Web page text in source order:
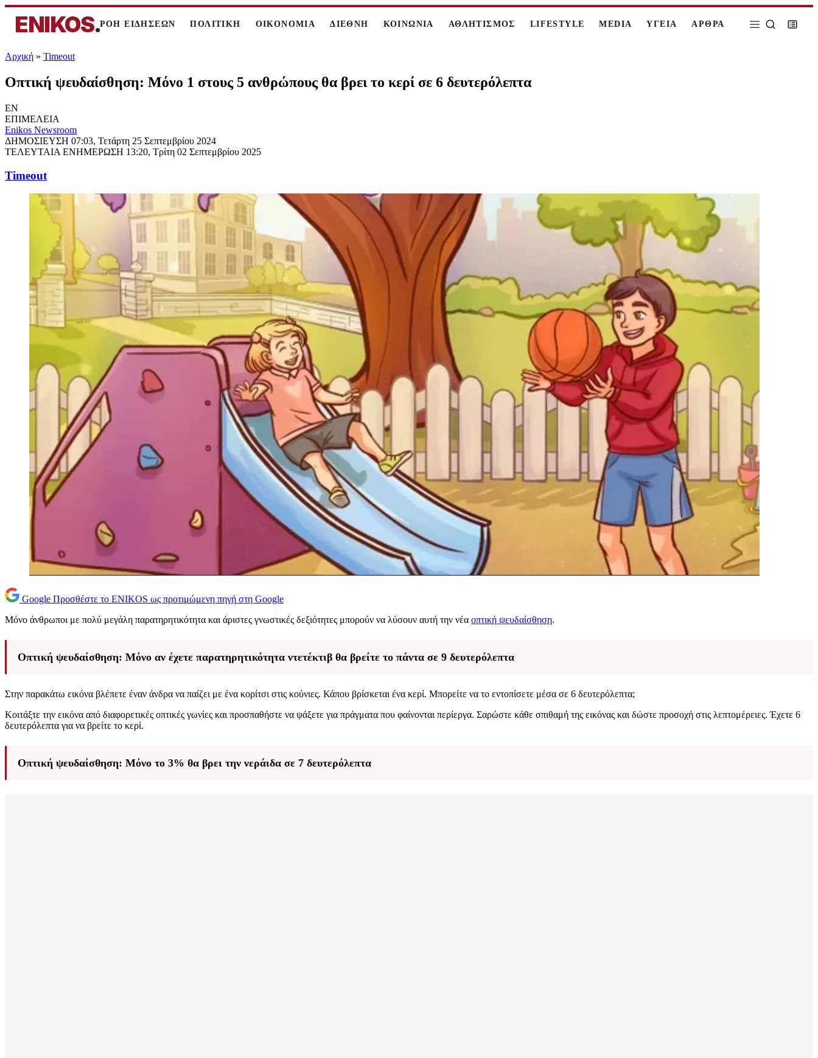
ENIKOS.ΡΟΗ ΕΙΔΗΣΕΩΝ ΠΟΛΙΤΙΚΗ ΟΙΚΟΝΟΜΙΑ ΔΙΕΘΝΗ ΚΟΙΝΩΝΙΑ ΑΘΛΗΤΙΣΜΟΣ LIFESTYLE MEDIA ΥΓΕΙΑ ΑΡΘΡΑ
Αρχική » Timeout
Οπτική ψευδαίσθηση: Μόνο 1 στους 5 ανθρώπους θα βρει το κερί σε 6 δευτερόλεπτα
EN
ΕΠΙΜΕΛΕΙΑ
Enikos Newsroom
ΔΗΜΟΣΙΕΥΣΗ 07:03, Τετάρτη 25 Σεπτεμβρίου 2024
ΤΕΛΕΥΤΑΙΑ ΕΝΗΜΕΡΩΣΗ 13:20, Τρίτη 02 Σεπτεμβρίου 2025
Timeout
Google Προσθέστε το ENIKOS ως προτιμώμενη πηγή στη Google
Μόνο άνθρωποι με πολύ μεγάλη παρατηρητικότητα και άριστες γνωστικές δεξιότητες μπορούν να λύσουν αυτή την νέα οπτική ψευδαίσθηση.
Οπτική ψευδαίσθηση: Μόνο αν έχετε παρατηρητικότητα ντετέκτιβ θα βρείτε το πάντα σε 9 δευτερόλεπτα
Στην παρακάτω εικόνα βλέπετε έναν άνδρα να παίζει με ένα κορίτσι στις κούνιες. Κάπου βρίσκεται ένα κερί. Μπορείτε να το εντοπίσετε μέσα σε 6 δευτερόλεπτα;
Κοιτάξτε την εικόνα από διαφορετικές οπτικές γωνίες και προσπαθήστε να ψάξετε για πράγματα που φαίνονται περίεργα. Σαρώστε κάθε σπιθαμή της εικόνας και δώστε προσοχή στις λεπτομέρειες. Έχετε 6
δευτερόλεπτα για να βρείτε το κερί.
Οπτική ψευδαίσθηση: Μόνο το 3% θα βρει την νεράιδα σε 7 δευτερόλεπτα